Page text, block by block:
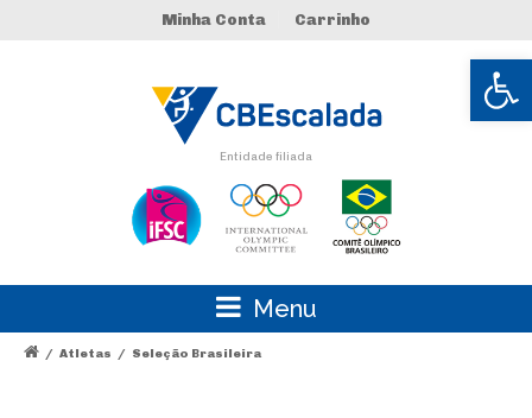
Abrir
Minha Conta Carrinho
Entidade filiada
Menu
/ Atletas / Seleção Brasileira